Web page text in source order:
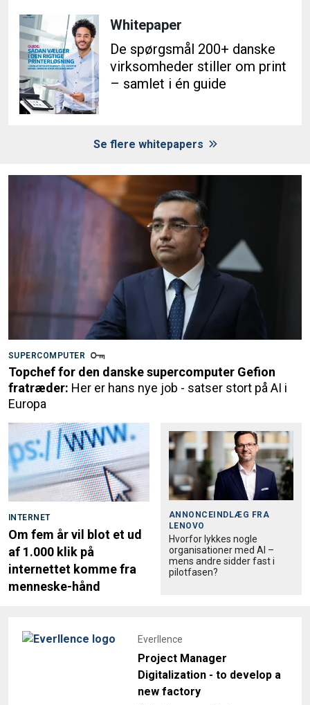
Whitepaper
De spørgsmål 200+ danske
virksomheder stiller om print
– samlet i én guide
Se flere whitepapers
SUPERCOMPUTER
Topchef for den danske supercomputer Gefion
fratræder: Her er hans nye job - satser stort på AI i
Europa
INTERNET
Om fem år vil blot et ud
af 1.000 klik på
internettet komme fra
menneske-hånd
ANNONCEINDLÆG FRA
LENOVO
Hvorfor lykkes nogle
organisationer med AI –
mens andre sidder fast i
pilotfasen?
Everllence
Project Manager
Digitalization - to develop a
new factory